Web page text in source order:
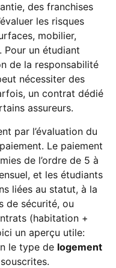
des franchises
les risques
mobilier,
Pour un étudiant
de la responsabilité
nécessiter des
un contrat dédié
assureurs.
par l’évaluation du
Le paiement
de l’ordre de 5 à
et les étudiants
liées au statut, à la
de sécurité, ou
(habitation +
un aperçu utile:
le type de logement